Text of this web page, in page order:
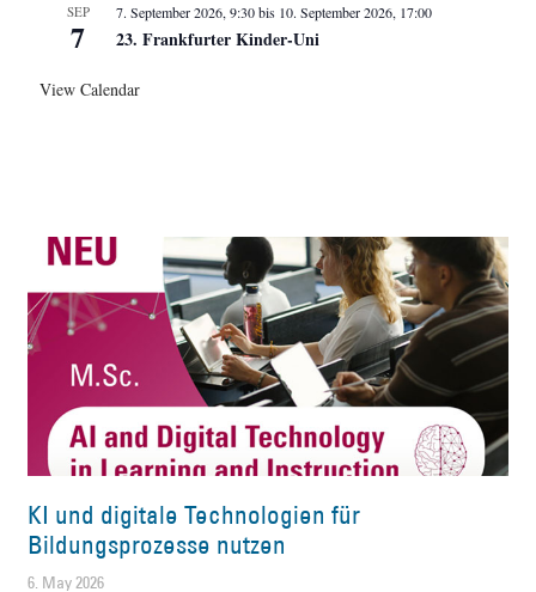
SEP
7
7. September 2026, 9:30bis 10. September 2026, 17:00
23. Frankfurter Kinder-Uni
View Calendar
KI und digitale Technologien für
Bildungsprozesse nutzen
6. May 2026